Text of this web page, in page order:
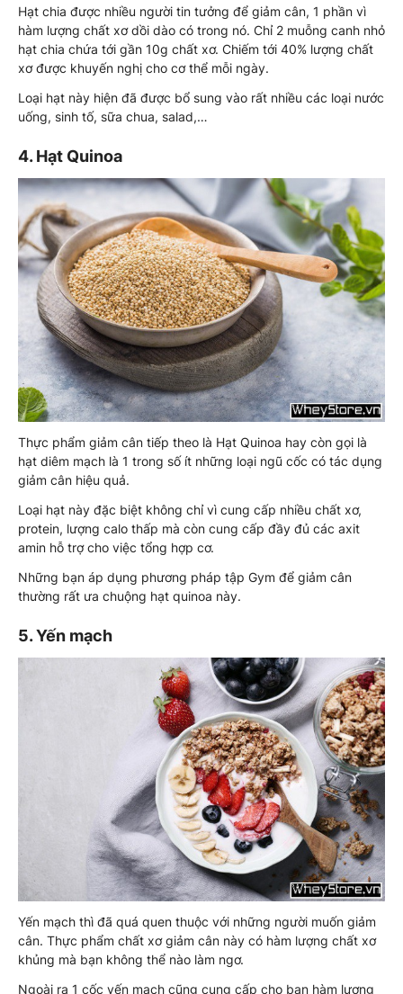
Hạt chia được nhiều người tin tưởng để giảm cân, 1 phần vì
hàm lượng chất xơ dồi dào có trong nó. Chỉ 2 muỗng canh nhỏ
hạt chia chứa tới gần 10g chất xơ. Chiếm tới 40% lượng chất
xơ được khuyến nghị cho cơ thể mỗi ngày.
Loại hạt này hiện đã được bổ sung vào rất nhiều các loại nước
uống, sinh tố, sữa chua, salad,…
4. Hạt Quinoa
Thực phẩm giảm cân tiếp theo là Hạt Quinoa hay còn gọi là
hạt diêm mạch là 1 trong số ít những loại ngũ cốc có tác dụng
giảm cân hiệu quả.
Loại hạt này đặc biệt không chỉ vì cung cấp nhiều chất xơ,
protein, lượng calo thấp mà còn cung cấp đầy đủ các axit
amin hỗ trợ cho việc tổng hợp cơ.
Những bạn áp dụng phương pháp tập Gym để giảm cân
thường rất ưa chuộng hạt quinoa này.
5. Yến mạch
Yến mạch thì đã quá quen thuộc với những người muốn giảm
cân. Thực phẩm chất xơ giảm cân này có hàm lượng chất xơ
khủng mà bạn không thể nào làm ngơ.
Ngoài ra 1 cốc yến mạch cũng cung cấp cho bạn hàm lượng